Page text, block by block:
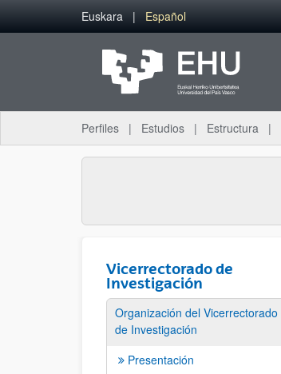
Saltar al contenido principal
Euskara Español
Perfiles Estudios Estructura
Vicerrectorado de
Investigación
Organización del Vicerrectorado
de Investigación
Presentación